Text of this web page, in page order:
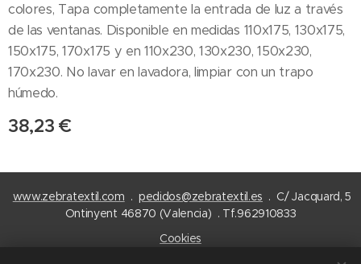
colores, Tapa completamente la entrada de luz a través
de las ventanas. Disponible en medidas 110x175, 130x175,
150x175, 170x175 y en 110x230, 130x230, 150x230,
170x230. No lavar en lavadora, limpiar con un trapo
húmedo.
38,23 €
www.zebratextil.com .pedidos@zebratextil.es . C/ Jacquard, 5
Ontinyent 46870 (Valencia) . Tf.962910833
Cookies